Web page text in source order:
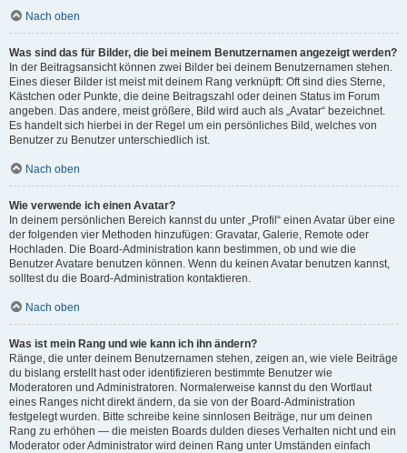
Nach oben
Was sind das für Bilder, die bei meinem Benutzernamen angezeigt werden?
In der Beitragsansicht können zwei Bilder bei deinem Benutzernamen stehen.
Eines dieser Bilder ist meist mit deinem Rang verknüpft: Oft sind dies Sterne,
Kästchen oder Punkte, die deine Beitragszahl oder deinen Status im Forum
angeben. Das andere, meist größere, Bild wird auch als „Avatar“ bezeichnet.
Es handelt sich hierbei in der Regel um ein persönliches Bild, welches von
Benutzer zu Benutzer unterschiedlich ist.
Nach oben
Wie verwende ich einen Avatar?
In deinem persönlichen Bereich kannst du unter „Profil“ einen Avatar über eine
der folgenden vier Methoden hinzufügen: Gravatar, Galerie, Remote oder
Hochladen. Die Board-Administration kann bestimmen, ob und wie die
Benutzer Avatare benutzen können. Wenn du keinen Avatar benutzen kannst,
solltest du die Board-Administration kontaktieren.
Nach oben
Was ist mein Rang und wie kann ich ihn ändern?
Ränge, die unter deinem Benutzernamen stehen, zeigen an, wie viele Beiträge
du bislang erstellt hast oder identifizieren bestimmte Benutzer wie
Moderatoren und Administratoren. Normalerweise kannst du den Wortlaut
eines Ranges nicht direkt ändern, da sie von der Board-Administration
festgelegt wurden. Bitte schreibe keine sinnlosen Beiträge, nur um deinen
Rang zu erhöhen — die meisten Boards dulden dieses Verhalten nicht und ein
Moderator oder Administrator wird deinen Rang unter Umständen einfach